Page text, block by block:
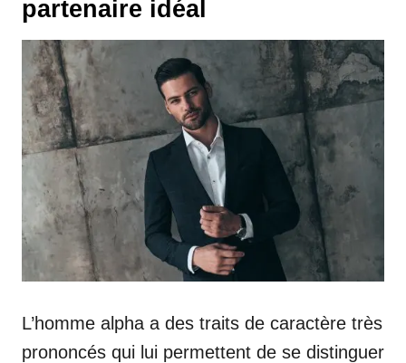
partenaire idéal
L’homme alpha a des traits de caractère très
prononcés qui lui permettent de se distinguer